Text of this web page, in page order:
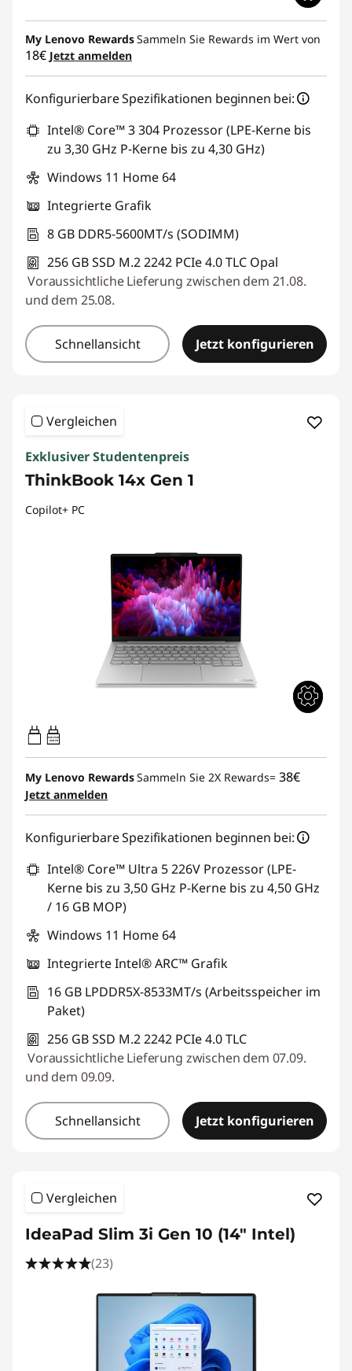
My Lenovo RewardsSammeln Sie Rewards im Wert von
18€ Jetzt anmelden
Konfigurierbare Spezifikationen beginnen bei:
Intel® Core™ 3 304 Prozessor (LPE-Kerne bis
zu 3,30 GHz P-Kerne bis zu 4,30 GHz)
Windows 11 Home 64
Integrierte Grafik
8 GB DDR5-5600MT/s (SODIMM)
256 GB SSD M.2 2242 PCIe 4.0 TLC Opal
Voraussichtliche Lieferung zwischen dem 21.08.
und dem 25.08.
Schnellansicht Jetzt konfigurieren
Vergleichen
Exklusiver Studentenpreis
ThinkBook 14x Gen 1
Copilot+ PC
45W-65W
USB PD
My Lenovo RewardsSammeln Sie 2X Rewards= 38€
Jetzt anmelden
Konfigurierbare Spezifikationen beginnen bei:
Intel® Core™ Ultra 5 226V Prozessor (LPE-
Kerne bis zu 3,50 GHz P-Kerne bis zu 4,50 GHz
/ 16 GB MOP)
Windows 11 Home 64
Integrierte Intel® ARC™ Grafik
16 GB LPDDR5X-8533MT/s (Arbeitsspeicher im
Paket)
256 GB SSD M.2 2242 PCIe 4.0 TLC
Voraussichtliche Lieferung zwischen dem 07.09.
und dem 09.09.
Schnellansicht Jetzt konfigurieren
Vergleichen
IdeaPad Slim 3i Gen 10 (14" Intel)
(23)